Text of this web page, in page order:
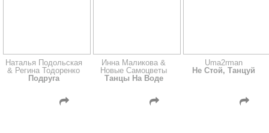
Наталья Подольская
& Регина Тодоренко
Подруга
Инна Маликова &
Новые Самоцветы
Танцы На Воде
Uma2rman
Не Стой, Танцуй